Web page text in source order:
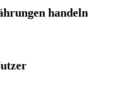
handeln